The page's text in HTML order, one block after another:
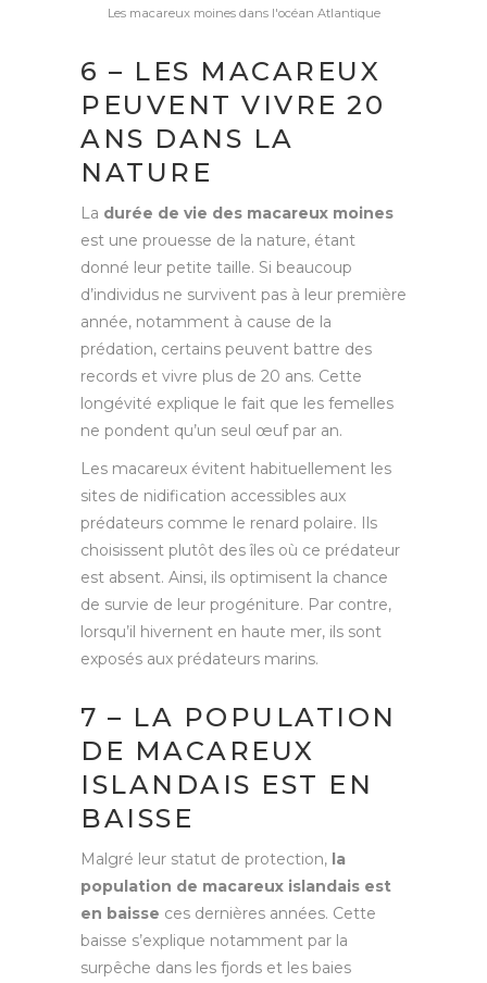
Les macareux moines dans l'océan Atlantique
6 – LES MACAREUX
PEUVENT VIVRE 20
ANS DANS LA
NATURE
La durée de vie des macareux moines
est une prouesse de la nature, étant
donné leur petite taille. Si beaucoup
d’individus ne survivent pas à leur première
année, notamment à cause de la
prédation, certains peuvent battre des
records et vivre plus de 20 ans. Cette
longévité explique le fait que les femelles
ne pondent qu’un seul œuf par an.
Les macareux évitent habituellement les
sites de nidification accessibles aux
prédateurs comme le renard polaire. Ils
choisissent plutôt des îles où ce prédateur
est absent. Ainsi, ils optimisent la chance
de survie de leur progéniture. Par contre,
lorsqu’il hivernent en haute mer, ils sont
exposés aux prédateurs marins.
7 – LA POPULATION
DE MACAREUX
ISLANDAIS EST EN
BAISSE
Malgré leur statut de protection, la
population de macareux islandais est
en baisse ces dernières années. Cette
baisse s’explique notamment par la
surpêche dans les fjords et les baies